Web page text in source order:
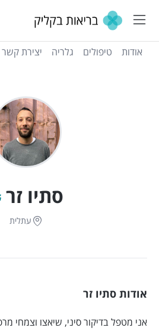
סתיו זר
עתלית
אודות טיפולים גלריה יצירת קשר
אודות סתיו זר
אני מטפל בדיקור סיני, שיאצו וצמחי